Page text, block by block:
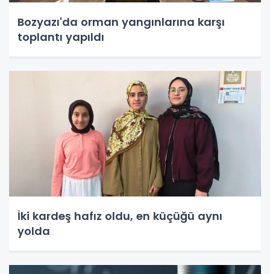
Bozyazı'da orman yangınlarına karşı
toplantı yapıldı
İki kardeş hafız oldu, en küçüğü aynı
yolda